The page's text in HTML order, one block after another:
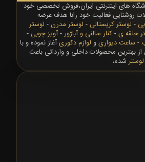
های اینترنتی ایران،فروش تخصصی خود
روشنایی فعالیت خود رابا هدف عرضه
- لوستر کریستالی - لوستر مدرن - لوستر
حلقه ی-کنار سالنی و آباژور-آویز چوبی -
- ساعت دیواریو لوازم دکوریآغاز نموده و با
بهترین محصولات داخلی و وارداتی باعث
لوستر شده،